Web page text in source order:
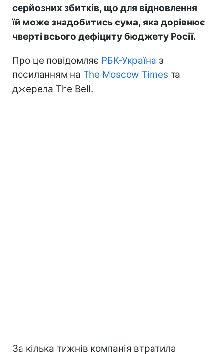
серйозних збитків, що для відновлення
їй може знадобитись сума, яка дорівнює
чверті всього дефіциту бюджету Росії.
Про це повідомляє РБК-Україна з
посиланням на The Moscow Times та
джерела The Bell.
За кілька тижнів компанія втратила